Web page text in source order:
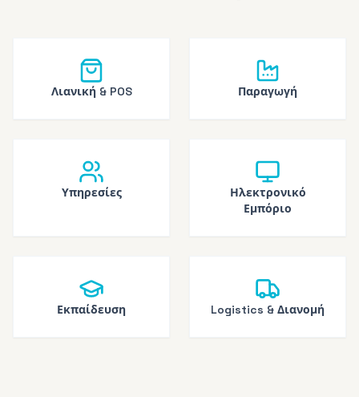
Λιανική & POS Παραγωγή
Υπηρεσίες
Ηλεκτρονικό
Εμπόριο
Εκπαίδευση Logistics & Διανομή